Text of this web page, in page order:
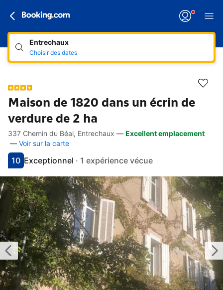
Entrechaux
Choisir des dates
Maison de 1820 dans un écrin de
verdure de 2 ha
Accès rapides
Aller à la description
Aller aux équipements
Aller aux hébergements
Aller aux conditions
337 Chemin du Béal, Entrechaux — Excellent emplacement
— Voir sur la carte
Avec une note de 10
10
exceptionnel
Exceptionnel · 1 expérience vécue